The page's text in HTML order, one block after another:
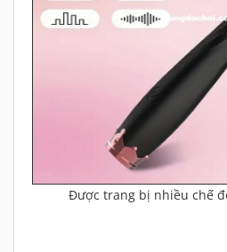
Được trang bị nhiều chế